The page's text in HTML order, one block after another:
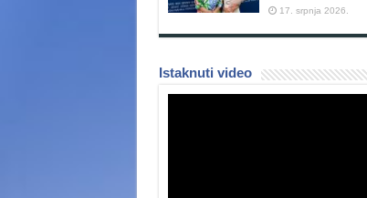
17. srpnja 2026.
Istaknuti video